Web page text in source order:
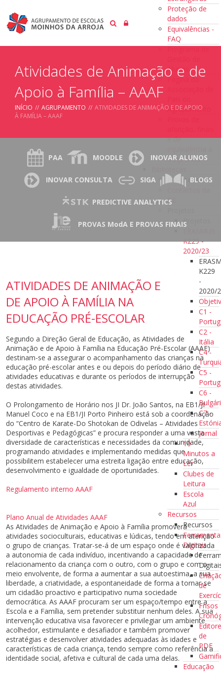
Proteção de
dados
Equivalências -
FAQ
Programa de
Alunos
Página da
Agrupamento
e de
frequência
Bibliotecas
Contactos da
BE
Projetos
K229 -
2020/23
K229
-
2020/
C1 -
C2 -
Itália
C4 -
C5 -
C6 -
C7 -
Jornal
10
Minutos a
Ler
Clubes de
Leitura
Escola
Azul
Recursos
Recursos
Digitais
de
Frisos
de
PDF
Educação
Atividades de Animação e de
Apoio à Família – AAAF
INÍCIO // AGRUPAMENTO // ATIVIDADES DE ANIMAÇÃO E DE APOIO
À FAMÍLIA – AAAF
PAA MOODLE INOVAR ALUNOS
INOVAR CONSULTA SIGA BLOGS
PREDICTIVE ANALYTICS
PROVAS ModA E PROVAS FINAIS
ATIVIDADES DE ANIMAÇÃO E
DE APOIO À FAMÍLIA NA
EDUCAÇÃO PRÉ-ESCOLAR
Segundo a Direção Geral de Educação, as Atividades de
Animação e de Apoio à Família na Educação Pré-Escolar (AAAF)
destinam-se a assegurar o acompanhamento das crianças na
educação pré-escolar antes e ou depois do período diário de
atividades educativas e durante os períodos de interrupção
destas atividades.
O Prolongamento de Horário nos JI Dr. João Santos, na EB1/JI
Manuel Coco e na EB1/JI Porto Pinheiro está sob a coordenação
do “Centro de Karate-Do Shotokan de Odivelas – Atividades
Desportivas e Pedagógicas” e procura responder a uma vasta
diversidade de características e necessidades da comunidade,
programando atividades e implementando medidas que
possibilitem estabelecer uma estreita ligação entre educação,
desenvolvimento e igualdade de oportunidades.
Regulamento interno AAAF
Plano Anual de Atividades AAAF
As Atividades de Animação e Apoio à Família promoverá
atividades socioculturais, educativas e lúdicas, tendo em atenção
o grupo de crianças. Tratar-se-á de um espaço onde é valorizada
a autonomia de cada indivíduo, incentivando a capacidade de
relacionamento da criança com o outro, com o grupo e com o
meio envolvente, de forma a aumentar a sua autoestima, a sua
liberdade, a criatividade, a espontaneidade de forma a tornar-se
um cidadão proactivo e participativo numa sociedade
democrática. As AAAF procuram ser um espaço/tempo entre a
Escola e a Família, sem pretender substituir nenhum deles. A sua
intervenção educativa visa favorecer e privilegiar um ambiente
acolhedor, estimulante e desafiador e também promover
estratégias e desenvolver atividades adequadas às idades e
características de cada criança, tendo sempre como referência a
identidade social, afetiva e cultural de cada uma delas.